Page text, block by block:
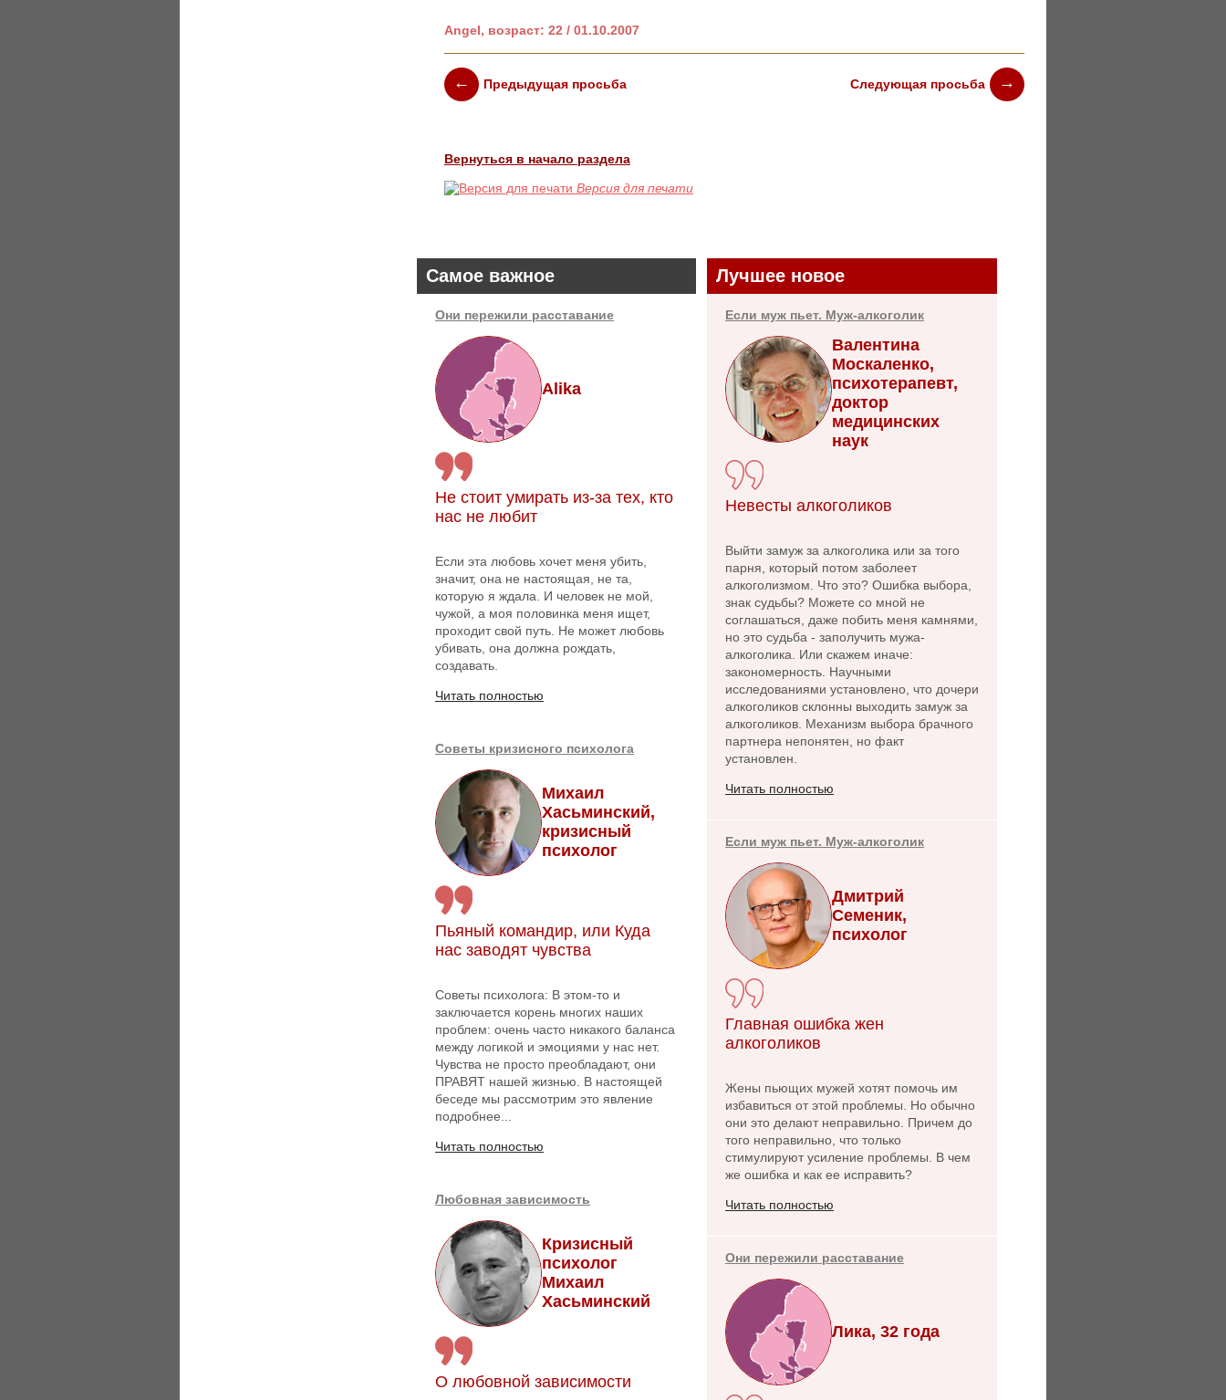
Angel, возраст: 22 / 01.10.2007
Предыдущая просьба Следующая просьба
Вернуться в начало раздела
Версия для печати
Самое важное
Они пережили расставание
Alika
Не стоит умирать из-за тех, кто
нас не любит
Если эта любовь хочет меня убить,
значит, она не настоящая, не та,
которую я ждала. И человек не мой,
чужой, а моя половинка меня ищет,
проходит свой путь. Не может любовь
убивать, она должна рождать,
создавать.
Читать полностью
Советы кризисного психолога
Михаил
Хасьминский,
кризисный
психолог
Пьяный командир, или Куда
нас заводят чувства
Советы психолога: В этом-то и
заключается корень многих наших
проблем: очень часто никакого баланса
между логикой и эмоциями у нас нет.
Чувства не просто преобладают, они
ПРАВЯТ нашей жизнью. В настоящей
беседе мы рассмотрим это явление
подробнее...
Читать полностью
Любовная зависимость
Кризисный
психолог
Михаил
Хасьминский
О любовной зависимости
Лучшее новое
Если муж пьет. Муж-алкоголик
Валентина
Москаленко,
психотерапевт,
доктор
медицинских
наук
Невесты алкоголиков
Выйти замуж за алкоголика или за того
парня, который потом заболеет
алкоголизмом. Что это? Ошибка выбора,
знак судьбы? Можете со мной не
соглашаться, даже побить меня камнями,
но это судьба - заполучить мужа-
алкоголика. Или скажем иначе:
закономерность. Научными
исследованиями установлено, что дочери
алкоголиков склонны выходить замуж за
алкоголиков. Механизм выбора брачного
партнера непонятен, но факт
установлен.
Читать полностью
Если муж пьет. Муж-алкоголик
Дмитрий
Семеник,
психолог
Главная ошибка жен
алкоголиков
Жены пьющих мужей хотят помочь им
избавиться от этой проблемы. Но обычно
они это делают неправильно. Причем до
того неправильно, что только
стимулируют усиление проблемы. В чем
же ошибка и как ее исправить?
Читать полностью
Они пережили расставание
Лика, 32 года